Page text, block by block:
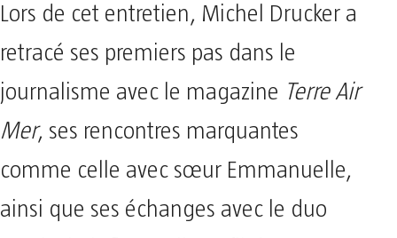
Lors de cet entretien, Michel Drucker a
retracé ses premiers pas dans le
journalisme avec le magazine Terre Air
Mer, ses rencontres marquantes
comme celle avec sœur Emmanuelle,
ainsi que ses échanges avec le duo